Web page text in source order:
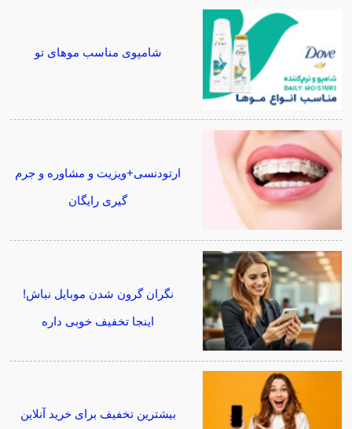
شامپوی مناسب موهای تو
ارتودنسی+ویزیت و مشاوره و جرم
گیری رایگان
نگران گرون شدن موبایل نباش!
اینجا تخفیف خوبی داره
بیشترین تخفیف برای خرید آنلاین